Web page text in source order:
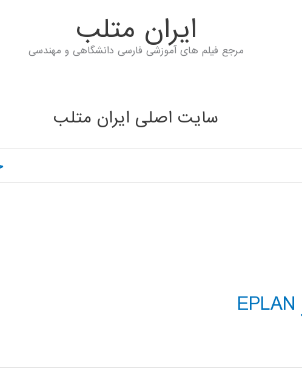
ايران متلب
مرجع فیلم های آموزشی فارسی دانشگاهی و مهندسی
سایت اصلی ایران متلب